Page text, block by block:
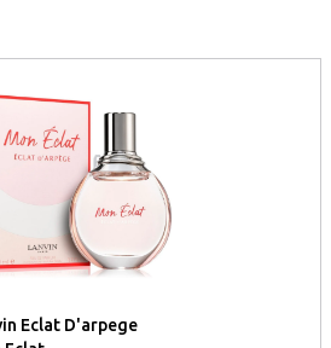
по изготовлению шляпок
девушка уже неплохо справлялась с
открыт путь в Барселону. Там довольно
кругом постоянных клиенток,
неотъемлемой частью женского
Ланвин отличались интересным
кроем. В результате, обзаведясь
Lanvin вернулась в родной Париж
под свой магазин. Так на
Сент-Онор в 1890-м году появился
Позже Lanvin расширяет «шляпные»
разделять женскую одежду «по
Eclat D'arpege